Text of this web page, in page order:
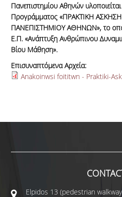
Πανεπιστημίου Αθηνών
Προγράμματος «ΠΡΑΚΤΙΚΗ
ΠΑΝΕΠΙΣΤΗΜΙΟΥ ΑΘΗΝΩΝ», το
Ε.Π. «Ανάπτυξη Ανθρώπινου
Βίου Μάθηση».
Επισυναπτόμενα Αρχεία:
Anakoinwsi foititwn - Praktiki-
Elpidos 13 (pedestrian